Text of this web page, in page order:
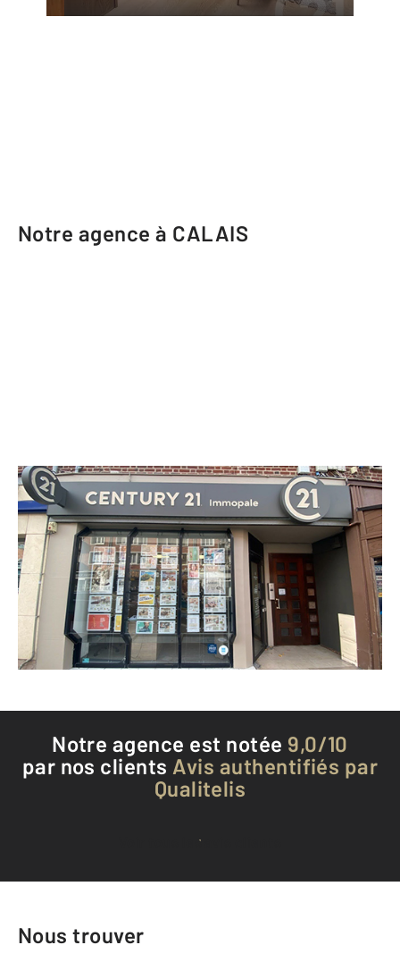
Notre agence à CALAIS
CENTURY 21 Immopale
13 rue Royale
CALAIS - 62100
Envoyer un message
Téléphoner à l'agence
Notre agence est notée 9,0/10
par nos clients Avis authentifiés par
Qualitelis
Voir tous les avis clients
Nous trouver